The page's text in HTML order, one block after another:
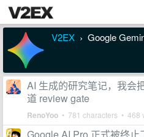
V2EX › Google
AI 生成的研究笔记，我会
道 review gate
RenoYoo • 781 characters • 468